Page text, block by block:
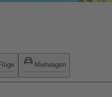
Mietwagen